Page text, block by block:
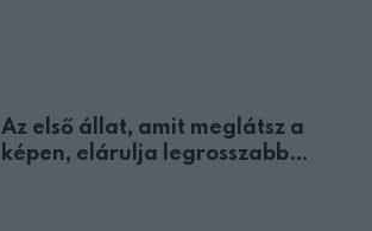
Az első állat, amit meglátsz a
képen, elárulja legrosszabb